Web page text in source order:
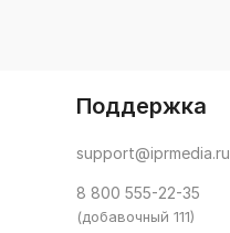
Поддержка
support@iprmedia.ru
8 800 555-22-35
(добавочный 111)